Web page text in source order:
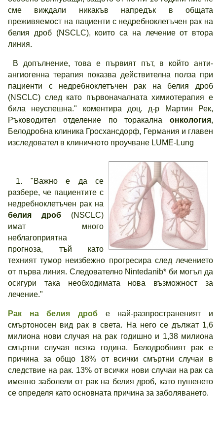
сме виждали никакъв напредък в общата
преживяемост на пациенти с недребноклетъчен рак на
белия дроб (NSCLC), които са на лечение от втора
линия.
В допълнение, това е първият път, в който анти-
ангиогенна терапия показва действителна полза при
пациенти с недребноклетъчен рак на белия дроб
(NSCLC) след като първоначалната химиотерапия е
била неуспешна." коментира доц. д-р Мартин Рек,
Ръководител отделение по торакална онкология,
Белодробна клиника Гросхансдорф, Германия и главен
изследовател в клиничното проучване LUME-Lung
1. "Важно е да се
разбере, че пациентите с
недребноклетъчен рак на
белия дроб (NSCLC)
имат много
неблагоприятна
прогноза, тъй като
техният тумор неизбежно прогресира след лечението
от първа линия. Следователно Nintedanib* би могъл да
осигури така необходимата нова възможност за
лечение."
Рак на белия дроб е най-разпространеният и
смъртоносен вид рак в света. На него се дължат 1,6
милиона нови случая на рак годишно и 1,38 милиона
смъртни случая всяка година. Белодробният рак е
причина за общо 18% от всички смъртни случаи в
следствие на рак. 13% от всички нови случаи на рак са
именно заболели от рак на белия дроб, като пушенето
се определя като основната причина за заболяването.